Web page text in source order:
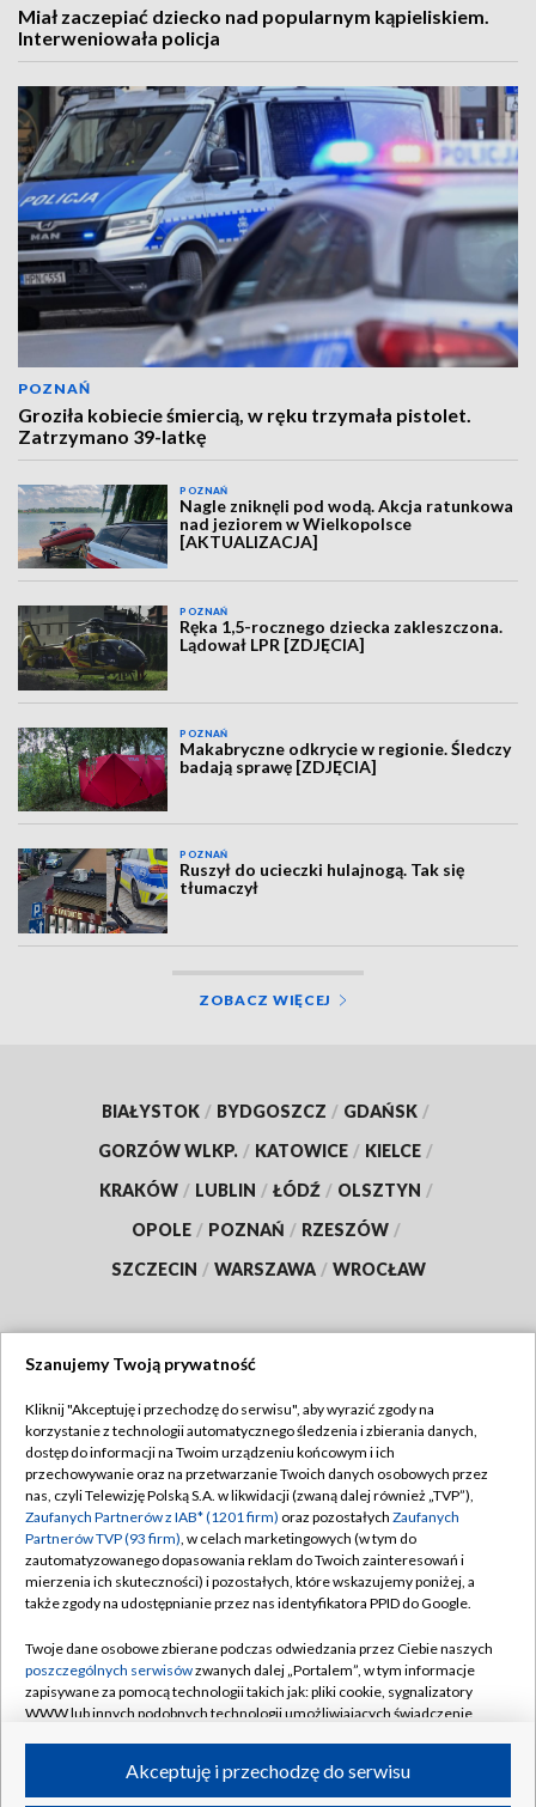
Miał zaczepiać dziecko nad popularnym kąpieliskiem.
Interweniowała policja
POZNAŃ
Groziła kobiecie śmiercią, w ręku trzymała pistolet.
Zatrzymano 39-latkę
POZNAŃ
Nagle zniknęli pod wodą. Akcja ratunkowa
nad jeziorem w Wielkopolsce
[AKTUALIZACJA]
POZNAŃ
Ręka 1,5-rocznego dziecka zakleszczona.
Lądował LPR [ZDJĘCIA]
POZNAŃ
Makabryczne odkrycie w regionie. Śledczy
badają sprawę [ZDJĘCIA]
POZNAŃ
Ruszył do ucieczki hulajnogą. Tak się
tłumaczył
ZOBACZ WIĘCEJ
BIAŁYSTOK / BYDGOSZCZ / GDAŃSK /
GORZÓW WLKP. / KATOWICE / KIELCE /
KRAKÓW / LUBLIN / ŁÓDŹ / OLSZTYN /
OPOLE / POZNAŃ / RZESZÓW /
SZCZECIN / WARSZAWA / WROCŁAW
TVP
Abonament TVP
Emisja w TVP
Centrum informacji TVP
Naziemna Telewizja Cyfrowa
Rada Programowa
System NOS
Informacje o nadawcy
Program dla prasy
Regulamin TVP
Polityka prywatności
Moje zgody
Pomoc
Kontakt
Kanały
Szanujemy Twoją prywatność
Kliknij "Akceptuję i przechodzę do serwisu", aby wyrazić zgody na
korzystanie z technologii automatycznego śledzenia i zbierania danych,
dostęp do informacji na Twoim urządzeniu końcowym i ich
przechowywanie oraz na przetwarzanie Twoich danych osobowych przez
nas, czyli Telewizję Polską S.A. w likwidacji (zwaną dalej również „TVP”),
Zaufanych Partnerów z IAB* (1201 firm) oraz pozostałych Zaufanych
Partnerów TVP (93 firm), w celach marketingowych (w tym do
zautomatyzowanego dopasowania reklam do Twoich zainteresowań i
mierzenia ich skuteczności) i pozostałych, które wskazujemy poniżej, a
także zgody na udostępnianie przez nas identyfikatora PPID do Google.
Twoje dane osobowe zbierane podczas odwiedzania przez Ciebie naszych
poszczególnych serwisówzwanych dalej „Portalem”, w tym informacje
zapisywane za pomocą technologii takich jak: pliki cookie, sygnalizatory
WWW lub innych podobnych technologii umożliwiających świadczenie
ruchu w Internecie.Akceptuję i przechodzę do serwisu